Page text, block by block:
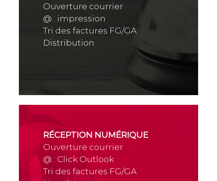
Ouverture courrier
@ : impression
Tri des factures FG/GA
Distribution
RÉCEPTION NUMÉRIQUE
Ouverture courrier
@ : Click Outlook
Tri des factures FG/GA